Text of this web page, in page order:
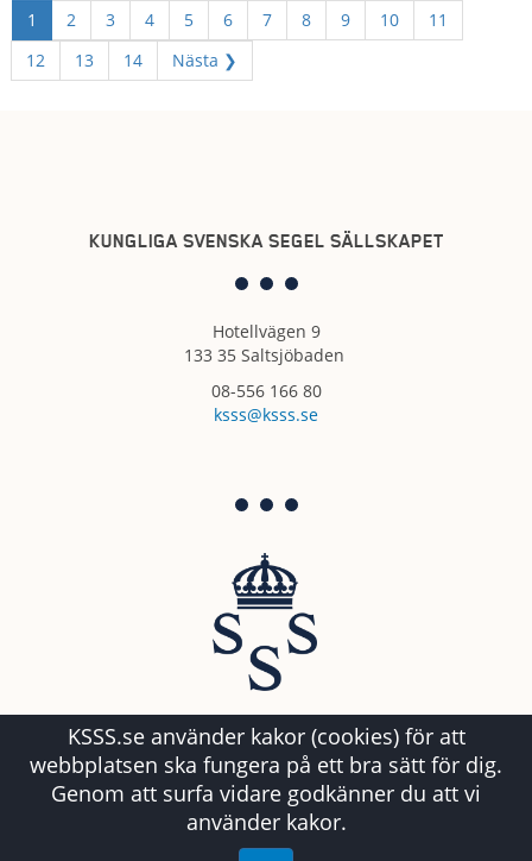
1 2 3 4 5 6 7 8 9 10
11
12
13 14 Nästa ❯
KSSS.se använder kakor (cookies) för att
webbplatsen ska fungera på ett bra sätt för dig.
Genom att surfa vidare godkänner du att vi
använder kakor.
KUNGLIGA SVENSKA SEGEL SÄLLSKAPET
Hotellvägen 9
133 35 Saltsjöbaden
08-556 166 80
ksss@ksss.se